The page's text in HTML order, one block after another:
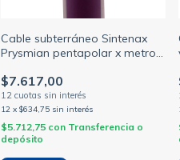
Cable subterráneo Sintenax
Prysmian pentapolar x metro
(PRYSMIAN)
$7.617,00
12 x $634,75 sin interés
$5.712,75 con Transferencia o
depósito